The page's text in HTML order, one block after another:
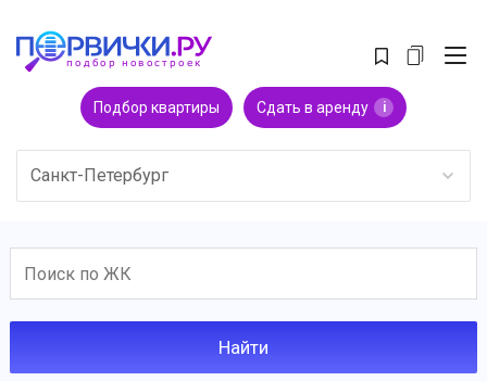
Подбор квартиры Сдать в аренду i
Санкт-Петербург